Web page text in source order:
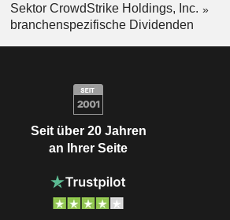
Sektor CrowdStrike Holdings, Inc.
branchenspezifische Dividenden
Seit über 20 Jahren
an Ihrer Seite